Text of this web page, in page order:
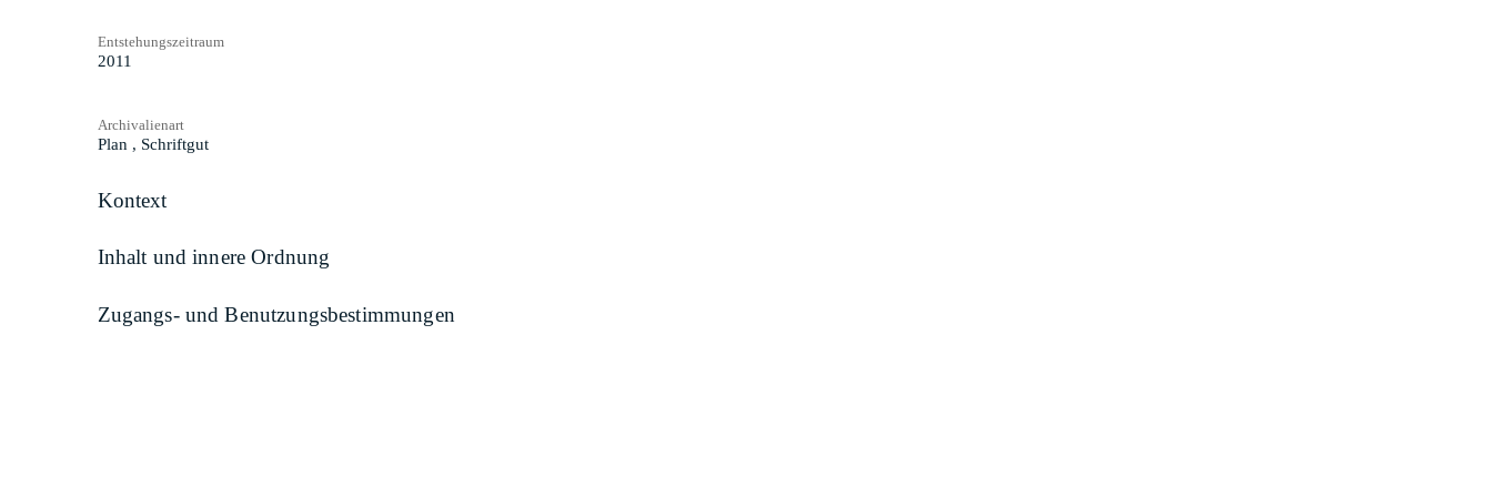
Entstehungszeitraum
2011
Archivalienart
Plan , Schriftgut
Kontext
Inhalt und innere Ordnung
Zugangs- und Benutzungsbestimmungen